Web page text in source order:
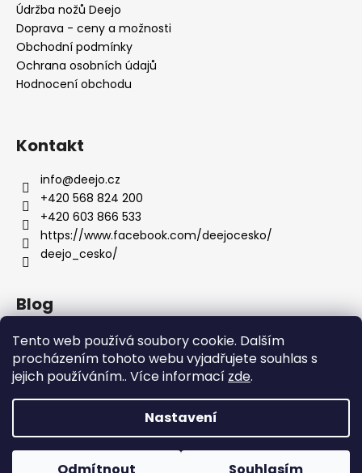
Tento web používá soubory cookie. Dalším
procházením tohoto webu vyjadřujete souhlas s
jejich používáním.. Více informací zde.
Nastavení
Údržba nožů Deejo
Doprava - ceny a možnosti
Obchodní podmínky
Ochrana osobních údajů
Hodnocení obchodu
Kontakt
info@deejo.cz
+420 568 824 200
+420 603 866 533
https://www.facebook.com/deejocesko/
deejo_cesko/
Blog
Anatomie nožů Deejo
Dárky pro ženy
Servis nožů DEEJO
Copyright 2026DEEJO.CZ. Všechna práva vyhrazena.
Upravit nastavení cookies